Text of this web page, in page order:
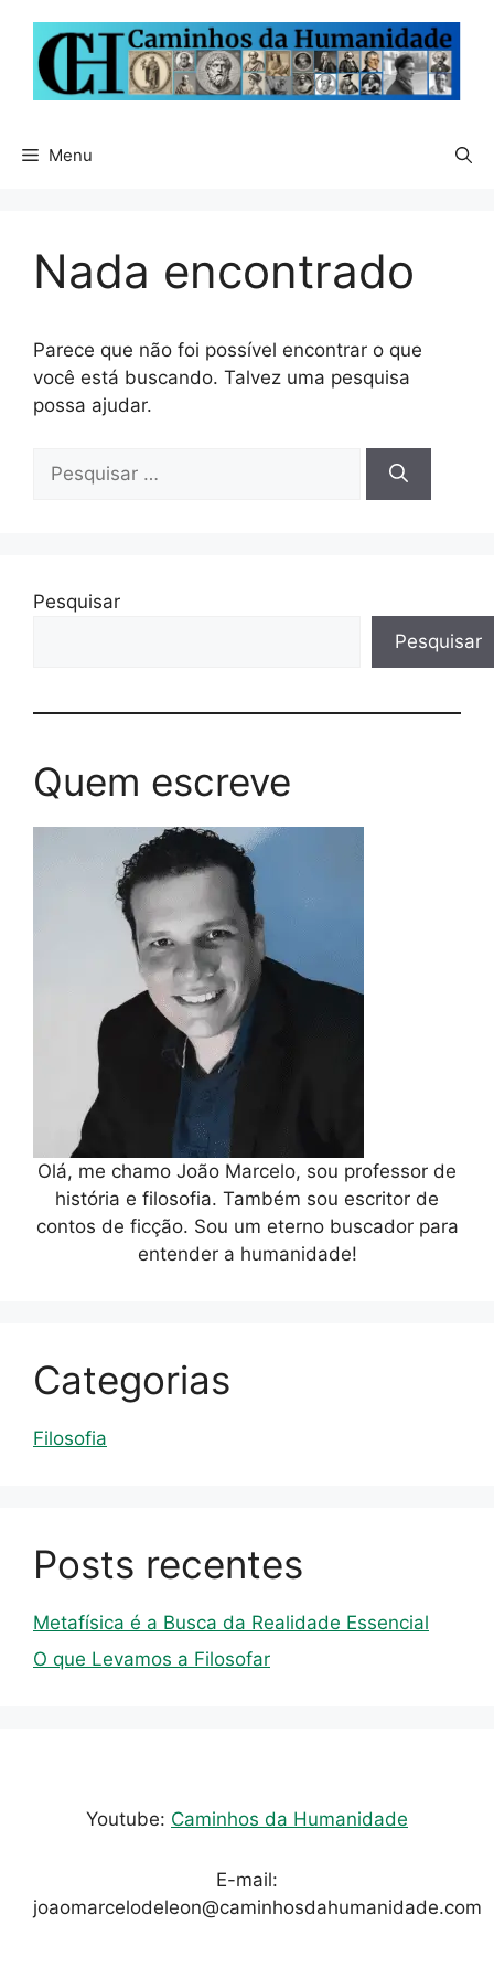
conteúdo
Menu
Nada encontrado
Parece que não foi possível encontrar o que
você está buscando. Talvez uma pesquisa
possa ajudar.
por:
Pesquisar
Pesquisar
Quem escreve
Olá, me chamo João Marcelo, sou professor de
história e filosofia. Também sou escritor de
contos de ficção. Sou um eterno buscador para
entender a humanidade!
Categorias
Filosofia
Posts recentes
Metafísica é a Busca da Realidade Essencial
O que Levamos a Filosofar
Youtube: Caminhos da Humanidade
E-mail:
joaomarcelodeleon@caminhosdahumanidade.com